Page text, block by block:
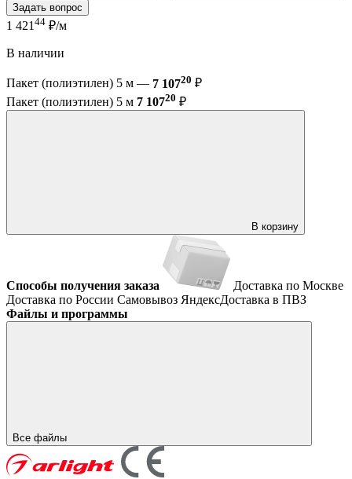
Задать вопрос
1 421 44 ₽/м
В наличии
Пакет (полиэтилен) 5 м — 7 10720 ₽
Пакет (полиэтилен) 5 м 7 10720 ₽
В корзину
Способы получения заказа
Доставка по Москве
Доставка по России Самовывоз ЯндексДоставка в ПВЗ
Файлы и программы
Все файлы